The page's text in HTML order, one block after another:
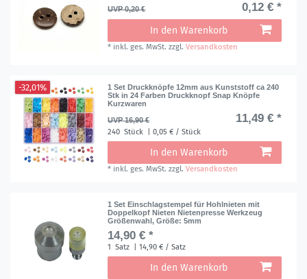
UVP 0,20 € 0,12 € *
In den Warenkorb
* inkl. ges. MwSt. zzgl.Versandkosten
-32,01%
1 Set Druckknöpfe 12mm aus Kunststoff ca 240
Stk in 24 Farben Druckknopf Snap Knöpfe
Kurzwaren
UVP 16,90 €
11,49 € *
240 Stück | 0,05 € / Stück
In den Warenkorb
* inkl. ges. MwSt. zzgl.Versandkosten
1 Set Einschlagstempel für Hohlnieten mit
Doppelkopf Nieten Nietenpresse Werkzeug
Größenwahl, Größe: 5mm
14,90 € *
1 Satz | 14,90 € / Satz
In den Warenkorb